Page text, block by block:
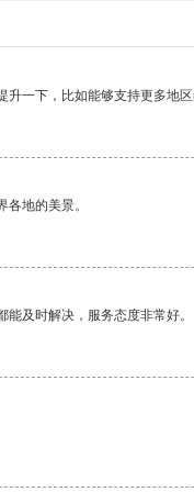
一下，比如能够支持更多地区
地的美景。
及时解决，服务态度非常好。